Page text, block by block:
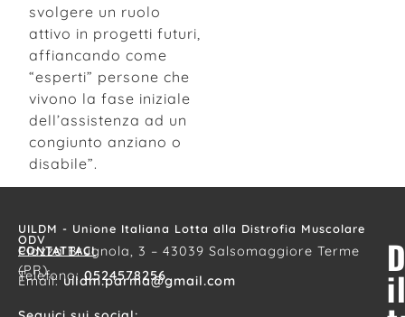
svolgere un ruolo
attivo in progetti futuri,
affiancando come
“esperti” persone che
vivono la fase iniziale
dell’assistenza ad un
congiunto anziano o
disabile”.
UILDM - Unione Italiana Lotta alla Distrofia Muscolare
ODV
CONTATTACI
Piazza Brugnola, 3 – 43039 Salsomaggiore Terme
(PR)
Telefono:0524578256
Email:uildm.parma@gmail.com